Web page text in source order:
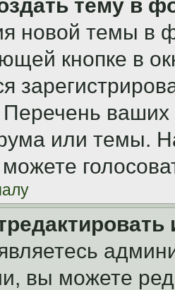
тему в
новой темы в
кнопке в
ваших
или темы.
вы можете